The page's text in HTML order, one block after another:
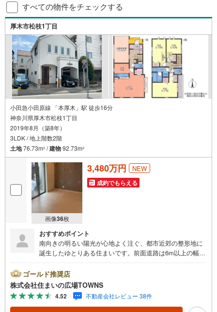
すべての物件をチェックする
厚木市松枝1丁目
小田急小田原線 「本厚木」駅 徒歩16分
神奈川県厚木市松枝1丁目
2019年8月（築8年）
3LDK / 地上階数2階
土地76.73m2 /建物92.73m2
画像36枚
3,480万円 NEW
成約でもらえる
おすすめポイント
南向きの明るい陽光が心地よく注ぐ、都市近郊の整形地に
誕生したゆとりある住まいです。前面道路は6m以上の幅員
坦な地勢で、小さなお子様のいるご家族も安心して暮らせ
る環境が整っています。室内は15帖以上の広々としたLDK
を中心に、全居室フローリングの洗練された空間が広がり
ます。家族との会話が弾む対面式キッチンには、ストック
ゴールド推奨店
株式会社住まいの広場TOWNS
4.52 不動産会社レビュー 38件